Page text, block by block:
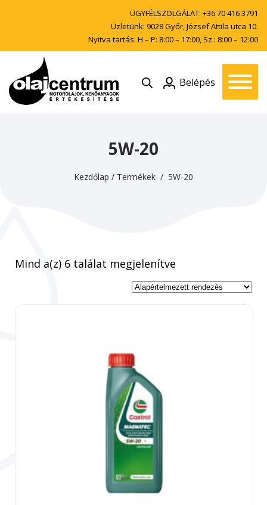
ÜGYFÉLSZOLGÁLAT: +36 70 416 3791
Üzletünk: 9028 Győr, József Attila utca 10.
Nyitva tartás: H – P: 8:00 – 17:00, Sz.: 8:00 – 12:00
Belépés
5W-20
Kezdőlap / Termékek / 5W-20
Mind a(z) 6 találat megjelenítve